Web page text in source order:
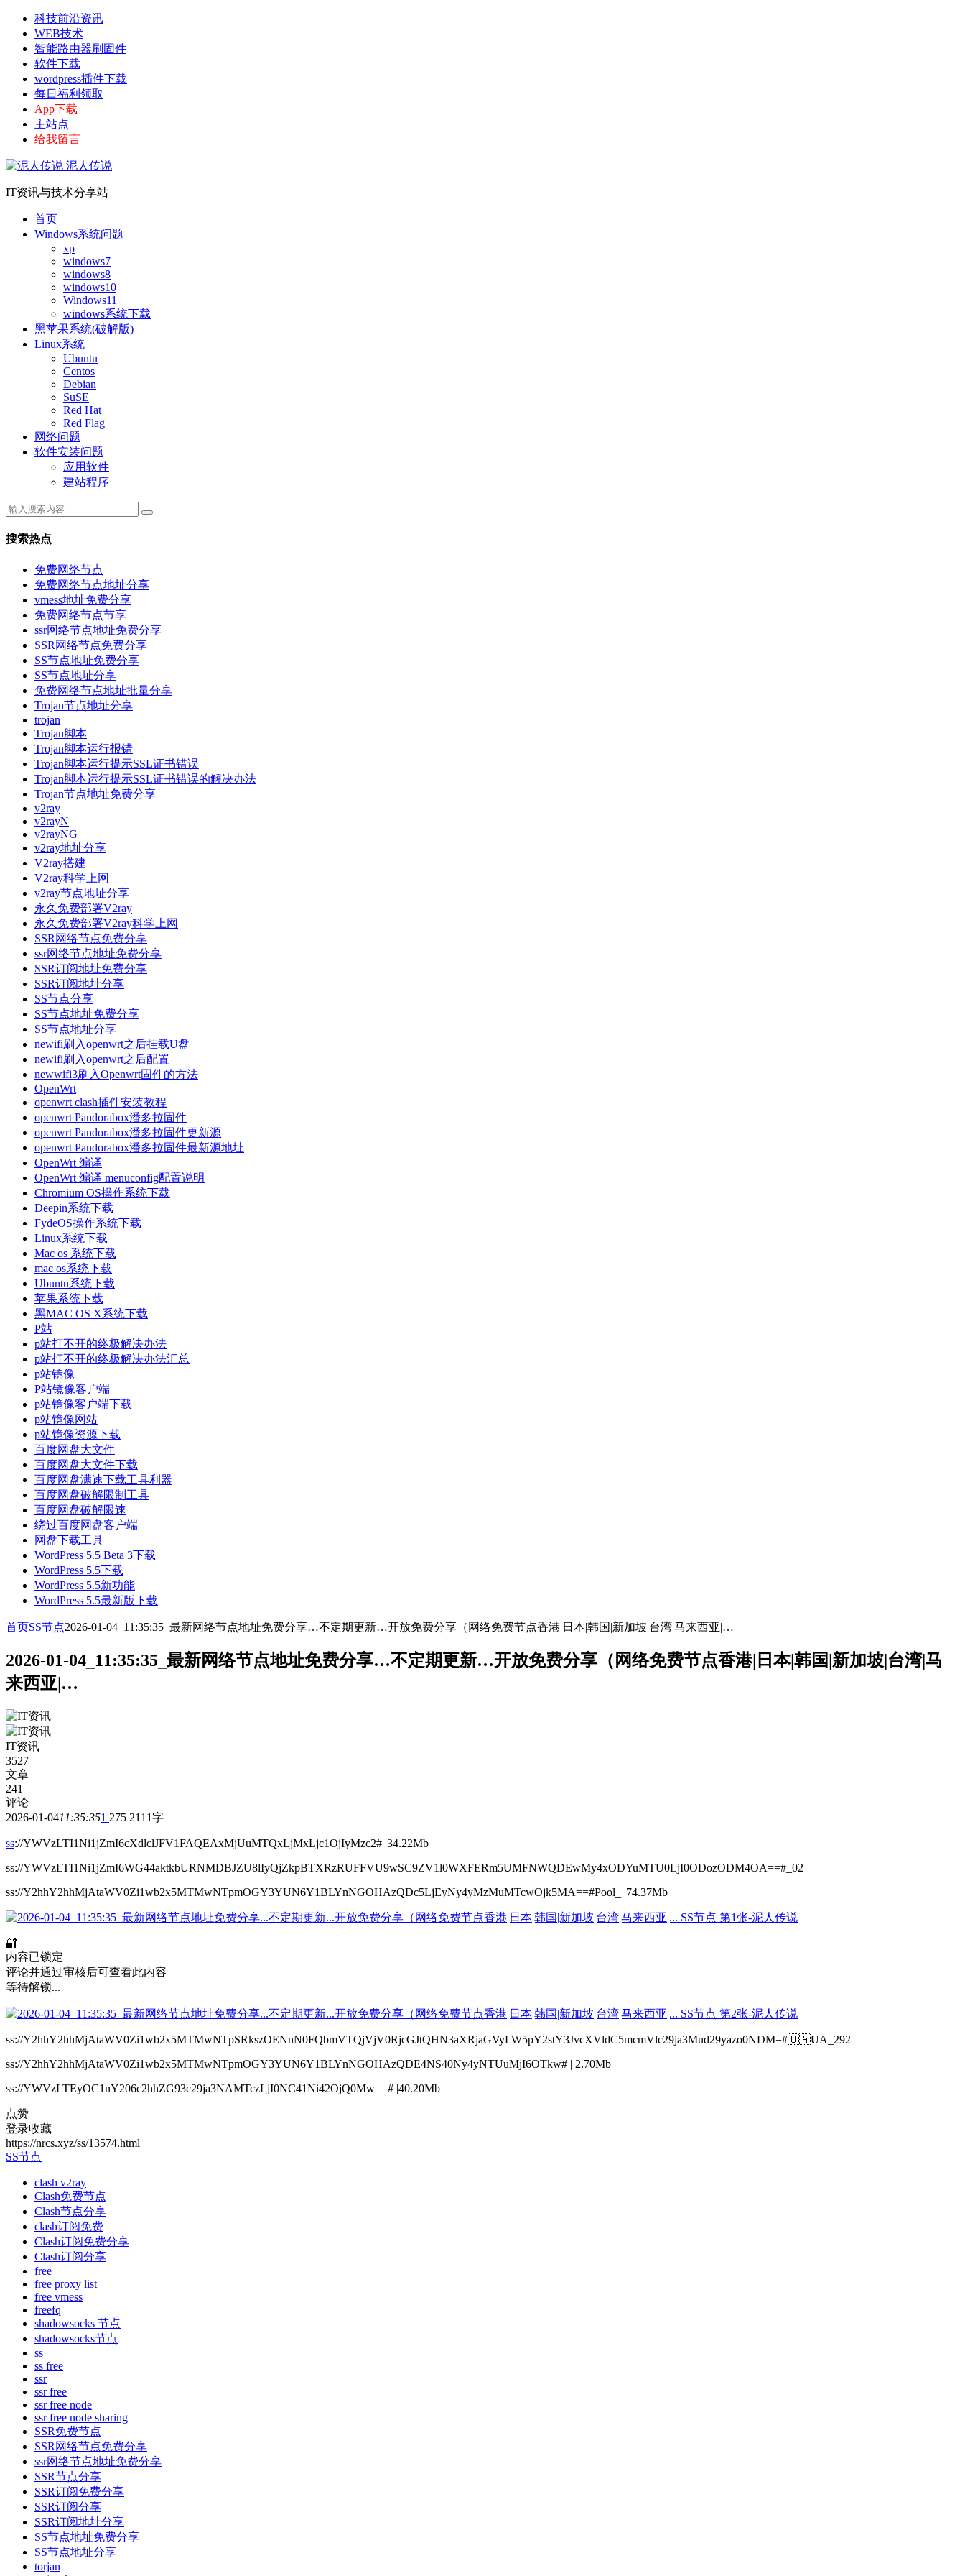
科技前沿资讯
WEB技术
智能路由器刷固件
软件下载
wordpress插件下载
每日福利领取
App下载
主站点
给我留言
泥人传说
IT资讯与技术分享站
首页
Windows系统问题
xp
windows7
windows8
windows10
Windows11
windows系统下载
黑苹果系统(破解版)
Linux系统
Ubuntu
Centos
Debian
SuSE
Red Hat
Red Flag
网络问题
软件安装问题
应用软件
建站程序
搜索热点
免费网络节点
免费网络节点地址分享
vmess地址免费分享
免费网络节点节享
ssr网络节点地址免费分享
SSR网络节点免费分享
SS节点地址免费分享
SS节点地址分享
免费网络节点地址批量分享
Trojan节点地址分享
trojan
Trojan脚本
Trojan脚本运行报错
Trojan脚本运行提示SSL证书错误
Trojan脚本运行提示SSL证书错误的解决办法
Trojan节点地址免费分享
v2ray
v2rayN
v2rayNG
v2ray地址分享
V2ray搭建
V2ray科学上网
v2ray节点地址分享
永久免费部署V2ray
永久免费部署V2ray科学上网
SSR网络节点免费分享
ssr网络节点地址免费分享
SSR订阅地址免费分享
SSR订阅地址分享
SS节点分享
SS节点地址免费分享
SS节点地址分享
newifi刷入openwrt之后挂载U盘
newifi刷入openwrt之后配置
newwifi3刷入Openwrt固件的方法
OpenWrt
openwrt clash插件安装教程
openwrt Pandorabox潘多拉固件
openwrt Pandorabox潘多拉固件更新源
openwrt Pandorabox潘多拉固件最新源地址
OpenWrt 编译
OpenWrt 编译 menuconfig配置说明
Chromium OS操作系统下载
Deepin系统下载
FydeOS操作系统下载
Linux系统下载
Mac os 系统下载
mac os系统下载
Ubuntu系统下载
苹果系统下载
黑MAC OS X系统下载
P站
p站打不开的终极解决办法
p站打不开的终极解决办法汇总
p站镜像
P站镜像客户端
p站镜像客户端下载
p站镜像网站
p站镜像资源下载
百度网盘大文件
百度网盘大文件下载
百度网盘满速下载工具利器
百度网盘破解限制工具
百度网盘破解限速
绕过百度网盘客户端
网盘下载工具
WordPress 5.5 Beta 3下载
WordPress 5.5下载
WordPress 5.5新功能
WordPress 5.5最新版下载
首页SS节点2026-01-04_11:35:35_最新网络节点地址免费分享…不定期更新…开放免费分享（网络免费节点香港|日本|韩国|新加坡|台湾|马来西亚|…
2026-01-04_11:35:35_最新网络节点地址免费分享…不定期更新…开放免费分享（网络免费节点香港|日本|韩国|新加坡|台湾|马
来西亚|…
IT资讯
3527
文章
241
评论
2026-01-0411:35:351 275 2111字
ss://YWVzLTI1Ni1jZmI6cXdlclJFV1FAQEAxMjUuMTQxLjMxLjc1OjIyMzc2# |34.22Mb
ss://YWVzLTI1Ni1jZmI6WG44aktkbURNMDBJZU8lIyQjZkpBTXRzRUFFVU9wSC9ZV1l0WXFERm5UMFNWQDEwMy4xODYuMTU0LjI0ODozODM4OA==#_02
ss://Y2hhY2hhMjAtaWV0Zi1wb2x5MTMwNTpmOGY3YUN6Y1BLYnNGOHAzQDc5LjEyNy4yMzMuMTcwOjk5MA==#Pool_ |74.37Mb
🔐
内容已锁定
评论并通过审核后可查看此内容
等待解锁...
ss://Y2hhY2hhMjAtaWV0Zi1wb2x5MTMwNTpSRkszOENnN0FQbmVTQjVjV0RjcGJtQHN3aXRjaGVyLW5pY2stY3JvcXVldC5mcmVlc29ja3Mud29yazo0NDM=#🇺🇦UA_292
ss://Y2hhY2hhMjAtaWV0Zi1wb2x5MTMwNTpmOGY3YUN6Y1BLYnNGOHAzQDE4NS40Ny4yNTUuMjI6OTkw# | 2.70Mb
ss://YWVzLTEyOC1nY206c2hhZG93c29ja3NAMTczLjI0NC41Ni42OjQ0Mw==# |40.20Mb
点赞
登录收藏
https://nrcs.xyz/ss/13574.html
SS节点
clash v2ray
Clash免费节点
Clash节点分享
clash订阅免费
Clash订阅免费分享
Clash订阅分享
free
free proxy list
free vmess
freefq
shadowsocks 节点
shadowsocks节点
ss
ss free
ssr
ssr free
ssr free node
ssr free node sharing
SSR免费节点
SSR网络节点免费分享
ssr网络节点地址免费分享
SSR节点分享
SSR订阅免费分享
SSR订阅分享
SSR订阅地址分享
SS节点地址免费分享
SS节点地址分享
torjan